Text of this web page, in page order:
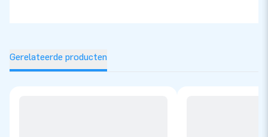
Gerelateerde producten